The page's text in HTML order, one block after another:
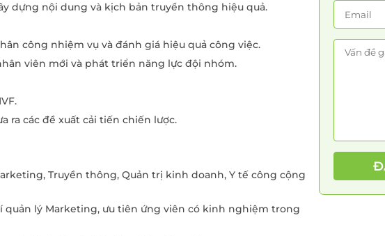
dựng nội dung và kịch bản truyền thông hiệu quả.
công nhiệm vụ và đánh giá hiệu quả công việc.
viên mới và phát triển năng lực đội nhóm.
ra các đề xuất cải tiến chiến lược.
Truyền thông, Quản trị kinh doanh, Y tế công cộng
quản lý Marketing, ưu tiên ứng viên có kinh nghiệm trong